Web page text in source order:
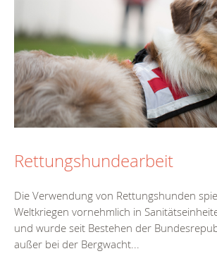
Rettungshundearbeit
Die Verwendung von Rettungshunden
Weltkriegen vornehmlich in
und wurde seit Bestehen der
außer bei der Bergwacht...